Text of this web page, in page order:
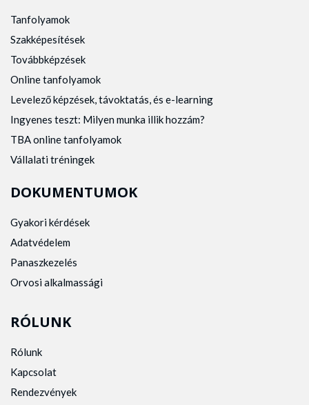
Tanfolyamok
Szakképesítések
Továbbképzések
Online tanfolyamok
Levelező képzések, távoktatás, és e-learning
Ingyenes teszt: Milyen munka illik hozzám?
TBA online tanfolyamok
Vállalati tréningek
DOKUMENTUMOK
Gyakori kérdések
Adatvédelem
Panaszkezelés
Orvosi alkalmassági
RÓLUNK
Rólunk
Kapcsolat
Rendezvények